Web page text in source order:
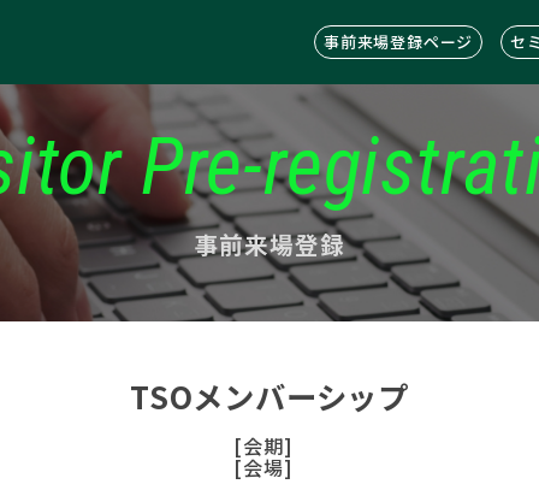
事前来場登録ページ セ
Pre-
事前来場登録
TSOメンバーシップ
[会期]
[会場]